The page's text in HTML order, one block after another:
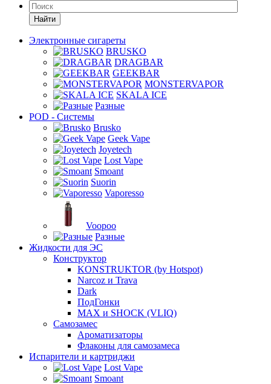
Найти
Электронные сигареты
BRUSKO
DRAGBAR
GEEKBAR
MONSTERVAPOR
SKALA ICE
Разные
POD - Системы
Brusko
Geek Vape
Joyetech
Lost Vape
Smoant
Suorin
Vaporesso
Voopoo
Разные
Жидкости для ЭС
Конструктор
KONSTRUKTOR (by Hotspot)
Narcoz и Trava
Dark
ПодГонки
MAX и SHOCK (VLIQ)
Самозамес
Ароматизаторы
Флаконы для самозамеса
Испарители и картриджи
Lost Vape
Smoant